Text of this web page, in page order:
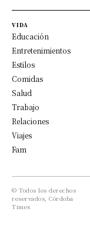
VIDA
Educación
Entretenimientos
Estilos
Comidas
Salud
Trabajo
Relaciones
Viajes
Fam
© Todos los derechos
reservados, Córdoba
Times